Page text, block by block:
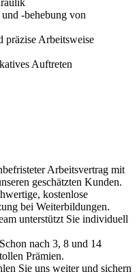
-behebung von
präzise Arbeitsweise
Auftreten
Arbeitsvertrag mit
geschätzten Kunden.
kostenlose
bei Weiterbildungen.
unterstützt Sie individuell
Schon nach 3, 8 und 14
Prämien.
Sie uns weiter und sichern